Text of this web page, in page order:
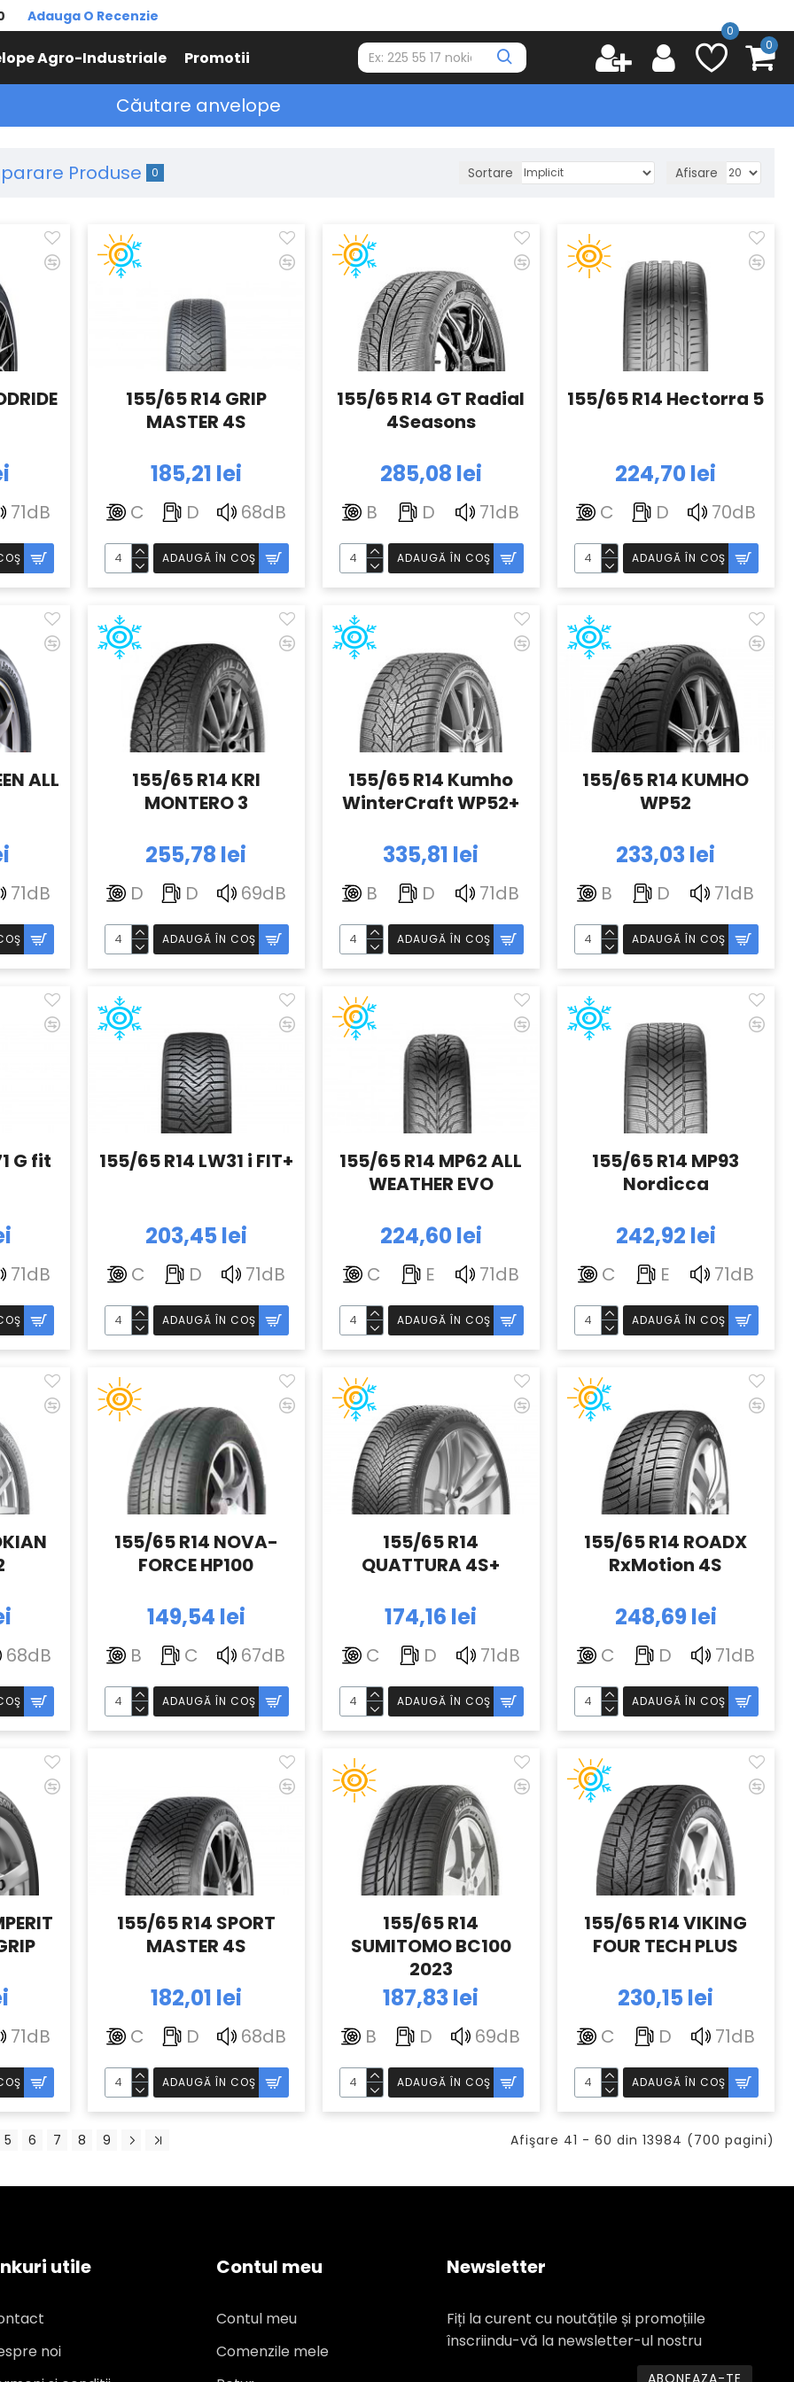
Adauga O Recenzie
Agro-Industriale Promotii
0
0
Căutare anvelope
Produse 0 Sortare Afisare
71dB
155/65 R14 GRIP
MASTER 4S
185,21 lei
C D 68dB
ADAUGĂ ÎN COŞ
155/65 R14 GT Radial
4Seasons
285,08 lei
B D 71dB
ADAUGĂ ÎN COŞ
155/65 R14 Hectorra 5
224,70 lei
C D 70dB
ADAUGĂ ÎN COŞ
ALL
71dB
155/65 R14 KRI
MONTERO 3
255,78 lei
D D 69dB
ADAUGĂ ÎN COŞ
155/65 R14 Kumho
WinterCraft WP52+
335,81 lei
B D 71dB
ADAUGĂ ÎN COŞ
155/65 R14 KUMHO
WP52
233,03 lei
B D 71dB
ADAUGĂ ÎN COŞ
G fit
71dB
155/65 R14 LW31 i FIT+
203,45 lei
C D 71dB
ADAUGĂ ÎN COŞ
155/65 R14 MP62 ALL
WEATHER EVO
224,60 lei
C E 71dB
ADAUGĂ ÎN COŞ
155/65 R14 MP93
Nordicca
242,92 lei
C E 71dB
ADAUGĂ ÎN COŞ
68dB
155/65 R14 NOVA-
FORCE HP100
149,54 lei
B C 67dB
ADAUGĂ ÎN COŞ
155/65 R14
QUATTURA 4S+
174,16 lei
C D 71dB
ADAUGĂ ÎN COŞ
155/65 R14 ROADX
RxMotion 4S
248,69 lei
C D 71dB
ADAUGĂ ÎN COŞ
71dB
155/65 R14 SPORT
MASTER 4S
182,01 lei
C D 68dB
ADAUGĂ ÎN COŞ
155/65 R14
SUMITOMO BC100
2023
187,83 lei
B D 69dB
ADAUGĂ ÎN COŞ
155/65 R14 VIKING
FOUR TECH PLUS
230,15 lei
C D 71dB
ADAUGĂ ÎN COŞ
5 6 7 8 9 Afişare 41 - 60 din 13984 (700 pagini)
utile
noi
Contul meu
Contul meu
Comenzile mele
Newsletter
Fiți la curent cu noutățile și promoțiile
înscriindu-vă la newsletter-ul nostru
ABONEAZA-TE